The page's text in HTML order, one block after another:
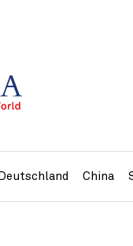
Deutschland China